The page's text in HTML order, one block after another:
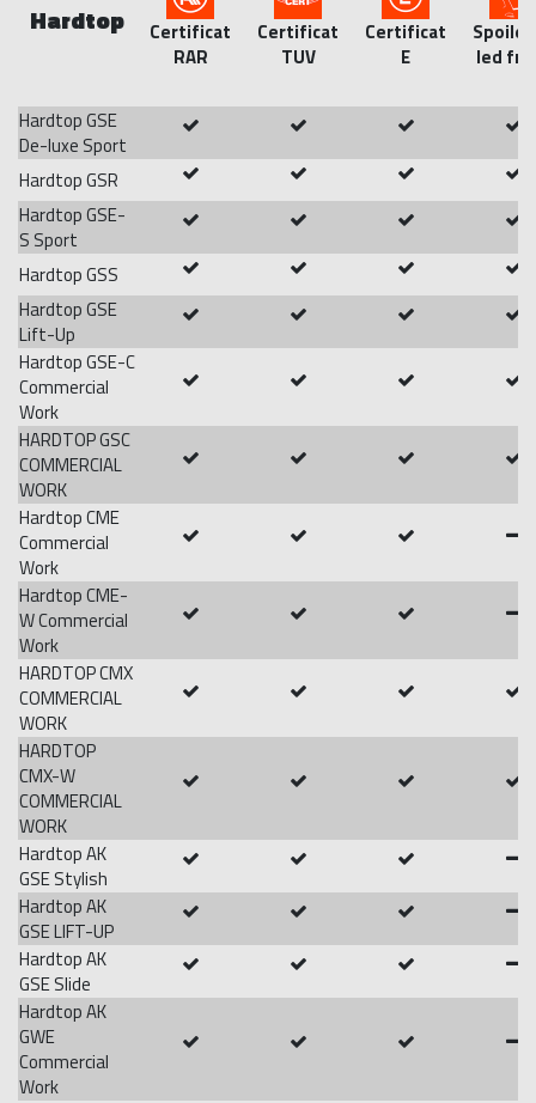
Hardtop
Certificat
RAR
Certificat
TUV
Certificat
E
Spoiler
led
Hardtop GSE
De-luxe Sport
Hardtop GSR
Hardtop GSE-
S Sport
Hardtop GSS
Hardtop GSE
Lift-Up
Hardtop GSE-C
Commercial
Work
HARDTOP GSC
COMMERCIAL
WORK
Hardtop CME
Commercial
Work
Hardtop CME-
W Commercial
Work
HARDTOP CMX
COMMERCIAL
WORK
HARDTOP
CMX-W
COMMERCIAL
WORK
Hardtop AK
GSE Stylish
Hardtop AK
GSE LIFT-UP
Hardtop AK
GSE Slide
Hardtop AK
GWE
Commercial
Work